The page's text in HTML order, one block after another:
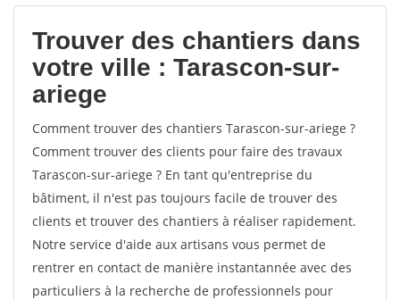
votes
Trouver des chantiers dans
votre ville : Tarascon-sur-
ariege
Comment trouver des chantiers Tarascon-sur-ariege ?
Comment trouver des clients pour faire des travaux
Tarascon-sur-ariege ? En tant qu'entreprise du
bâtiment, il n'est pas toujours facile de trouver des
clients et trouver des chantiers à réaliser rapidement.
Notre service d'aide aux artisans vous permet de
rentrer en contact de manière instantannée avec des
particuliers à la recherche de professionnels pour